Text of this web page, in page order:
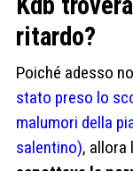
ritardo?
Poiché adesso
stato preso lo
malumori della
salentino), allora